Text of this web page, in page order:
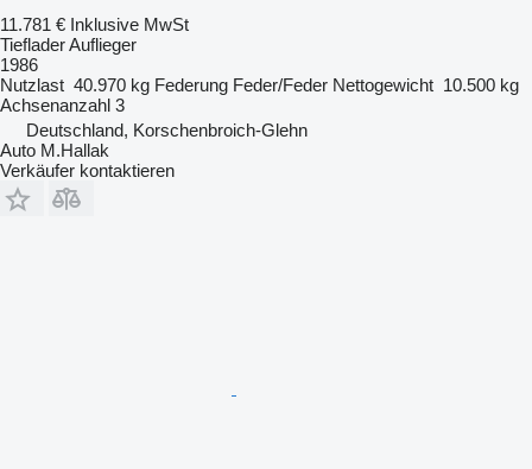
11.781 € Inklusive MwSt
Tieflader Auflieger
1986
Nutzlast 40.970 kg Federung Feder/Feder Nettogewicht 10.500 kg
Achsenanzahl 3
Deutschland, Korschenbroich-Glehn
Auto M.Hallak
Verkäufer kontaktieren